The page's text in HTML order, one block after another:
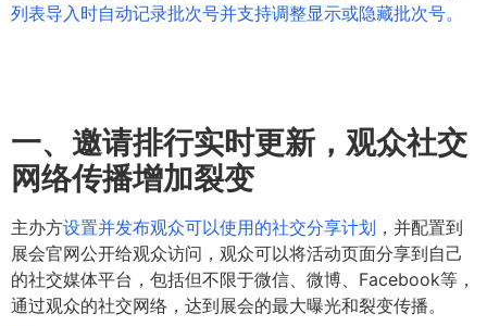
列表导入时自动记录批次号并支持调整显示或隐藏批次号。
一、 邀请排行实时更新，观众社交
网络传播增加裂变
主办方设置并发布观众可以使用的社交分享计划 ，并配置到
展会官网公开给观众访问，观众可以将活动页面分享到自己
的社交媒体平台，包括但不限于微信、微博、Facebook等，
通过观众的社交网络，达到展会的最大曝光和裂变传播。